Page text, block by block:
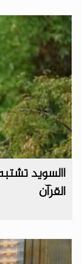
االسويد
القرآن